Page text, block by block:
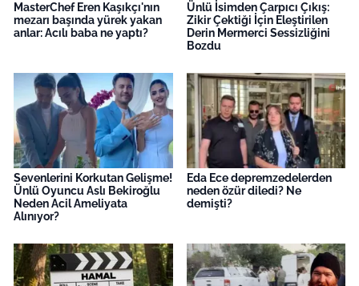
MasterChef Eren Kaşıkçı'nın
mezarı başında yürek yakan
anlar: Acılı baba ne yaptı?
Ünlü İsimden Çarpıcı Çıkış:
Zikir Çektiği İçin Eleştirilen
Derin Mermerci Sessizliğini
Bozdu
Sevenlerini Korkutan Gelişme!
Ünlü Oyuncu Aslı Bekiroğlu
Neden Acil Ameliyata
Alınıyor?
Eda Ece depremzedelerden
neden özür diledi? Ne
demişti?